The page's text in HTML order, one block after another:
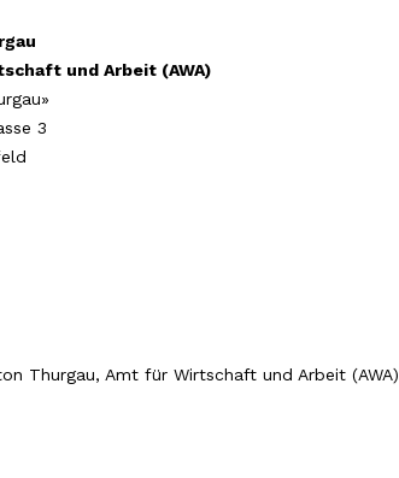
und Arbeit (AWA)
3
Thurgau, Amt für Wirtschaft und Arbeit (AWA)